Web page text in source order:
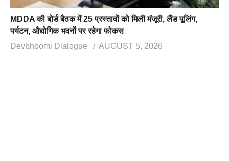
MDDA की बोर्ड बैठक में 25 प्रस्तावों को मिली मंजूरी, लैंड पूलिंग,
पर्यटन, औद्योगिक भवनों पर रहेगा फोकस
Devbhoomi Dialogue
AUGUST 5, 2026